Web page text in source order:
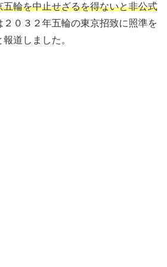
五輪を中止せざるを得ないと非公式
２０３２年五輪の東京招致に照準を
道しました。